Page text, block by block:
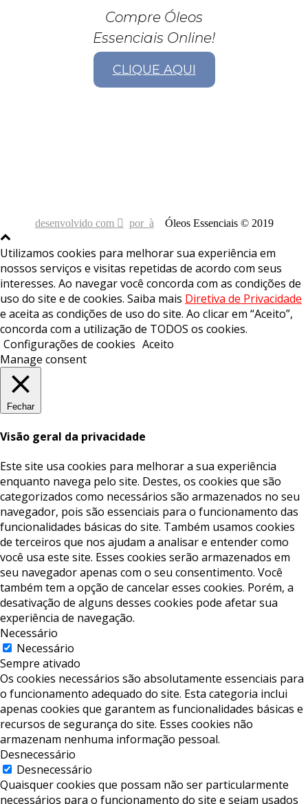
Compre Óleos
Essenciais Online!
CLIQUE AQUI
desenvolvido com por Óleos Essenciais © 2019
Utilizamos cookies para melhorar sua experiência em
nossos serviços e visitas repetidas de acordo com seus
interesses. Ao navegar você concorda com as condições de
uso do site e de cookies. Saiba mais Diretiva de Privacidade
e aceita as condições de uso do site. Ao clicar em “Aceito”,
concorda com a utilização de TODOS os cookies.
Configurações de cookies Aceito
Manage consent
Fechar
Visão geral da privacidade
Este site usa cookies para melhorar a sua experiência
enquanto navega pelo site. Destes, os cookies que são
categorizados como necessários são armazenados no seu
navegador, pois são essenciais para o funcionamento das
funcionalidades básicas do site. Também usamos cookies
de terceiros que nos ajudam a analisar e entender como
você usa este site. Esses cookies serão armazenados em
seu navegador apenas com o seu consentimento. Você
também tem a opção de cancelar esses cookies. Porém, a
desativação de alguns desses cookies pode afetar sua
experiência de navegação.
Necessário
Necessário
Sempre ativado
Os cookies necessários são absolutamente essenciais para
o funcionamento adequado do site. Esta categoria inclui
apenas cookies que garantem as funcionalidades básicas e
recursos de segurança do site. Esses cookies não
armazenam nenhuma informação pessoal.
Desnecessário
Desnecessário
Quaisquer cookies que possam não ser particularmente
necessários para o funcionamento do site e sejam usados ​​